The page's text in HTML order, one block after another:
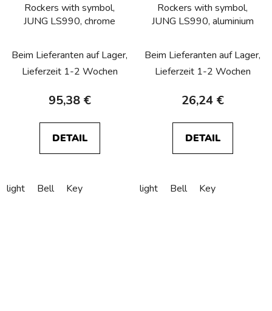
Rockers with symbol,
JUNG LS990, chrome
Beim Lieferanten auf Lager,
Lieferzeit 1-2 Wochen
95,38 €
DETAIL
light Bell Key
Rockers with symbol,
JUNG LS990, aluminium
Beim Lieferanten auf Lager,
Lieferzeit 1-2 Wochen
26,24 €
DETAIL
light Bell Key